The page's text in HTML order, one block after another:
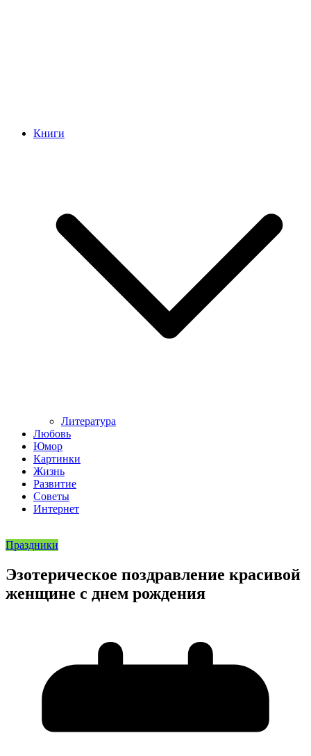
Книги
Литература
Любовь
Юмор
Картинки
Жизнь
Развитие
Советы
Интернет
Праздники
Эзотерическое поздравление красивой
женщине с днем рождения